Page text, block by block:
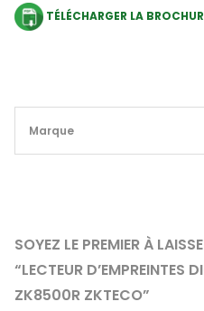
TÉLÉCHARGER LA
Marque
SOYEZ LE PREMIER À
“LECTEUR D’EMPREINTES
ZK8500R ZKTECO”